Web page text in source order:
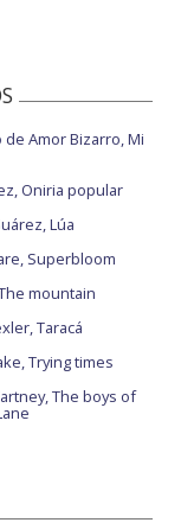
de Amor Bizarro, Mi
Oniria popular
Lúa
Superbloom
mountain
Taracá
Trying times
The boys of